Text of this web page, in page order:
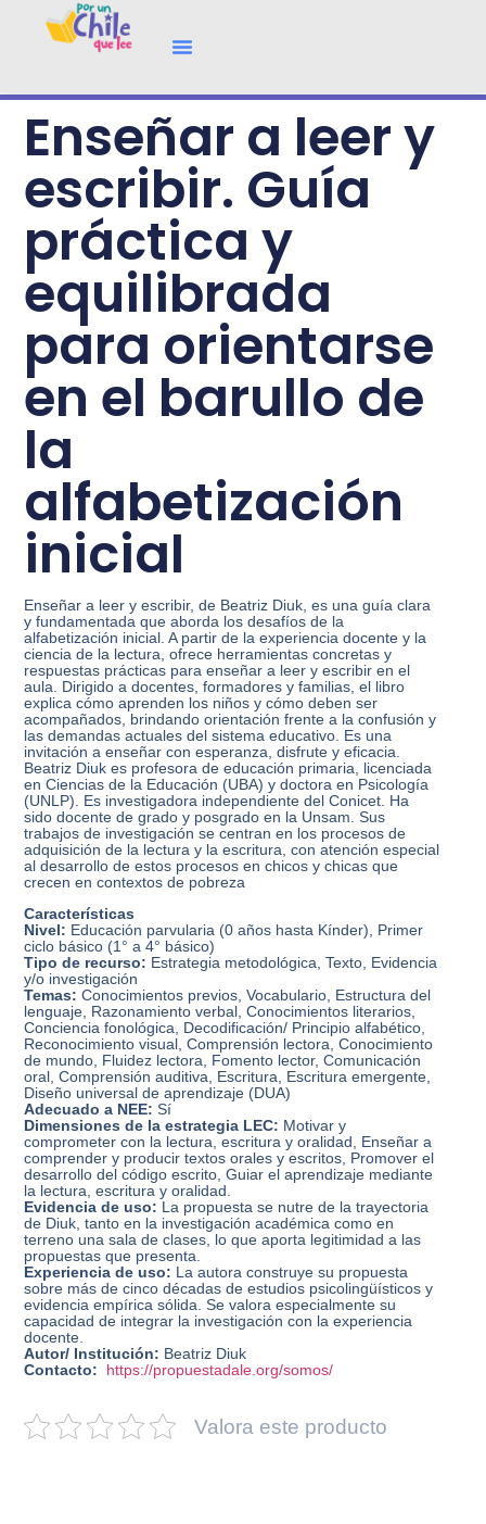
Enseñar a leer y
escribir. Guía
práctica y
equilibrada
para orientarse
en el barullo de
la
alfabetización
inicial
Enseñar a leer y escribir, de Beatriz Diuk, es una guía clara
y fundamentada que aborda los desafíos de la
alfabetización inicial. A partir de la experiencia docente y la
ciencia de la lectura, ofrece herramientas concretas y
respuestas prácticas para enseñar a leer y escribir en el
aula. Dirigido a docentes, formadores y familias, el libro
explica cómo aprenden los niños y cómo deben ser
acompañados, brindando orientación frente a la confusión y
las demandas actuales del sistema educativo. Es una
invitación a enseñar con esperanza, disfrute y eficacia.
Beatriz Diuk es profesora de educación primaria, licenciada
en Ciencias de la Educación (UBA) y doctora en Psicología
(UNLP). Es investigadora independiente del Conicet. Ha
sido docente de grado y posgrado en la Unsam. Sus
trabajos de investigación se centran en los procesos de
adquisición de la lectura y la escritura, con atención especial
al desarrollo de estos procesos en chicos y chicas que
crecen en contextos de pobreza
Características
Nivel: Educación parvularia (0 años hasta Kínder), Primer
ciclo básico (1° a 4° básico)
Tipo de recurso: Estrategia metodológica, Texto, Evidencia
y/o investigación
Temas: Conocimientos previos, Vocabulario, Estructura del
lenguaje, Razonamiento verbal, Conocimientos literarios,
Conciencia fonológica, Decodificación/ Principio alfabético,
Reconocimiento visual, Comprensión lectora, Conocimiento
de mundo, Fluidez lectora, Fomento lector, Comunicación
oral, Comprensión auditiva, Escritura, Escritura emergente,
Diseño universal de aprendizaje (DUA)
Adecuado a NEE: Sí
Dimensiones de la estrategia LEC: Motivar y
comprometer con la lectura, escritura y oralidad, Enseñar a
comprender y producir textos orales y escritos, Promover el
desarrollo del código escrito, Guiar el aprendizaje mediante
la lectura, escritura y oralidad.
Evidencia de uso: La propuesta se nutre de la trayectoria
de Diuk, tanto en la investigación académica como en
terreno una sala de clases, lo que aporta legitimidad a las
propuestas que presenta.
Experiencia de uso: La autora construye su propuesta
sobre más de cinco décadas de estudios psicolingüísticos y
evidencia empírica sólida. Se valora especialmente su
capacidad de integrar la investigación con la experiencia
docente.
Autor/ Institución: Beatriz Diuk
Contacto: https://propuestadale.org/somos/
Valora este producto